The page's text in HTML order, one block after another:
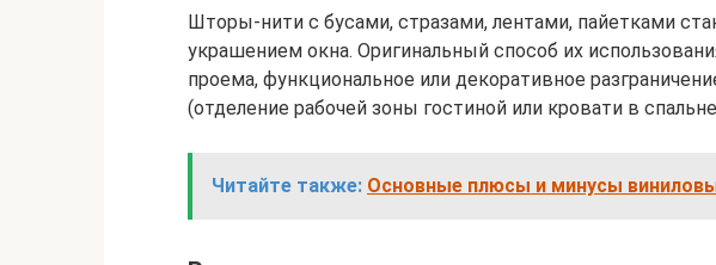
Шторы-нити с бусами, стразами, лентами, пайетками
украшением окна. Оригинальный способ их
проема, функциональное или декоративное
(отделение рабочей зоны гостиной или кровати в
Читайте также: Основные плюсы и минусы